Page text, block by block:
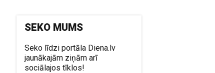
SEKO MUMS
Seko līdzi portāla Diena.lv
jaunākajām ziņām arī
sociālajos tīklos!